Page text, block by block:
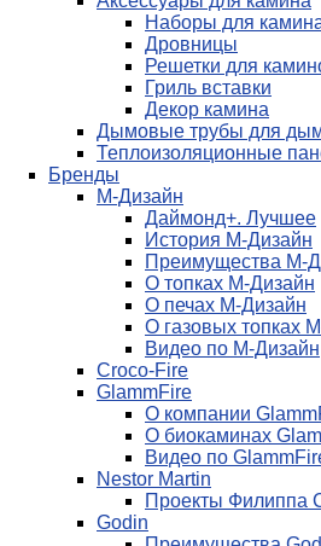
Наборы для
Дровницы
Решетки для
Гриль вставки
Декор камина
Дымовые трубы для
Теплоизоляционные
Бренды
М-Дизайн
Даймонд+. Лучшее
История М-Дизайн
Преимущества М-
О топках М-Дизайн
О печах М-Дизайн
О газовых топках
Видео по М-Дизайн
Croco-Fire
GlammFire
О компании
О биокаминах
Видео по
Nestor Martin
Проекты Филиппа
Godin